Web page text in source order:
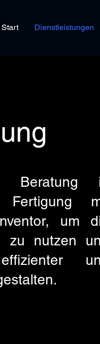
Start Dienstleistungen
Beratung
Fertigung
um
zu nutzen